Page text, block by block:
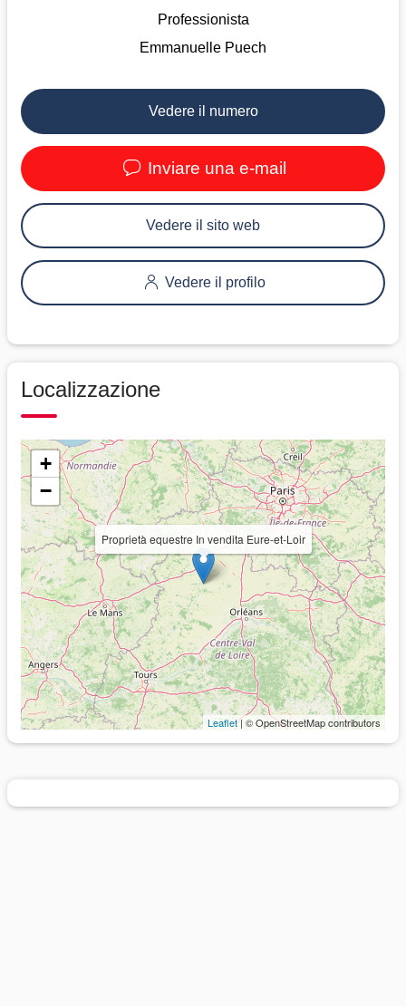
Professionista
Emmanuelle Puech
Vedere il numero
Inviare una e-mail
Vedere il sito web
Vedere il profilo
Localizzazione
Proprietà equestre In vendita Eure-et-Loir
+
−
Leaflet| © OpenStreetMap contributors